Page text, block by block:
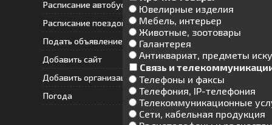
Ювелирные изделия
Мебель, интерьер
Животные, зоотовары
Галантерея
Антиквариат, предметы
Связь и
Телефоны и факсы
Телефония, IP-телефония
Телекоммуникационные
Сети, кабельная продукция
Расписание автобусов ИП Татаренков В. Ф
Расписание поездов
Подать объявление
Добавить сайт
Добавить организацию
Погода